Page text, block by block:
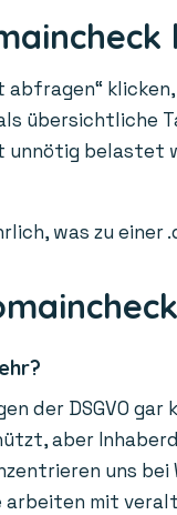
übersichtliche
unnötig belastet
was zu
der DSGVO
aber
uns
mit